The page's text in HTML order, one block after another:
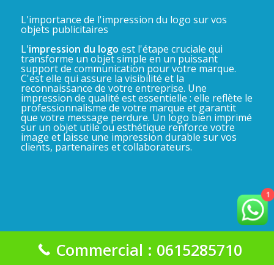
L'importance de l'impression du logo sur vos
objets publicitaires
L'impression du logo est l'étape cruciale qui
transforme un objet simple en un puissant
support de communication pour votre marque.
C'est elle qui assure la visibilité et la
reconnaissance de votre entreprise. Une
impression de qualité est essentielle : elle reflète le
professionnalisme de votre marque et garantit
que votre message perdure. Un logo bien imprimé
sur un objet utile ou esthétique renforce votre
image et laisse une impression durable sur vos
clients, partenaires et collaborateurs.
La Gadgeterie 2025©
1
Commercial : 0615285710